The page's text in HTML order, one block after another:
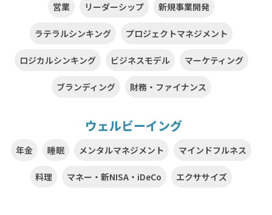
営業 リーダーシップ 新規事業開発
ラテラルシンキング プロジェクトマネジメント
ロジカルシンキング ビジネスモデル マーケティング
ブランディング 財務・ファイナンス
ウェルビーイング
年金 睡眠 メンタルマネジメント マインドフルネス
料理 マネー・新NISA・iDeCo エクササイズ